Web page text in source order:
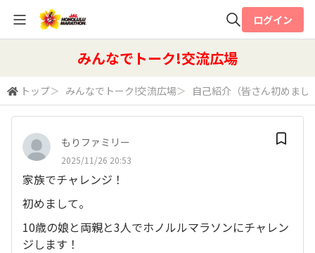
検索
ログイン
みんなでトーク!交流広場
トップ＞ みんなでトーク!交流広場＞ 自己紹介（皆さん初めまし
もりファミリー
2025/11/26 20:53
家族でチャレンジ！
初めまして。
10歳の娘と両親と3人でホノルルマラソンにチャレン
ジします！